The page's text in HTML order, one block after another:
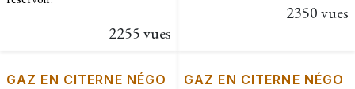
2255 vues
2350 vues
GAZ EN CITERNE NÉGO GAZ EN CITERNE NÉGO